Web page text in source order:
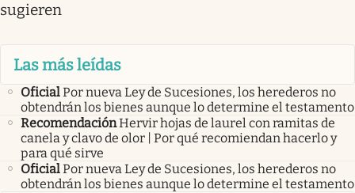
sugieren
Las más leídas
OficialPor nueva Ley de Sucesiones, los herederos no
obtendrán los bienes aunque lo determine el testamento
RecomendaciónHervir hojas de laurel con ramitas de
canela y clavo de olor | Por qué recomiendan hacerlo y
para qué sirve
OficialPor nueva Ley de Sucesiones, los herederos no
obtendrán los bienes aunque lo determine el testamento